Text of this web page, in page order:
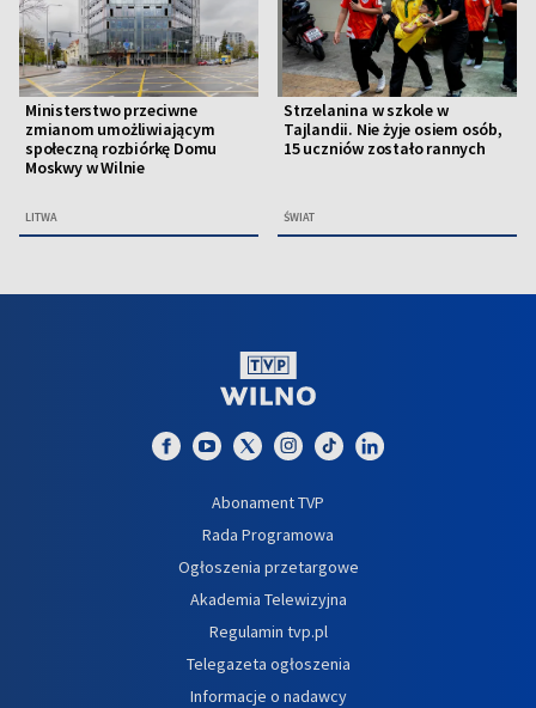
Ministerstwo przeciwne
zmianom umożliwiającym
społeczną rozbiórkę Domu
Moskwy w Wilnie
LITWA
Strzelanina w szkole w
Tajlandii. Nie żyje osiem osób,
15 uczniów zostało rannych
ŚWIAT
Abonament TVP
Rada Programowa
Ogłoszenia przetargowe
Akademia Telewizyjna
Regulamin tvp.pl
Telegazeta ogłoszenia
Informacje o nadawcy